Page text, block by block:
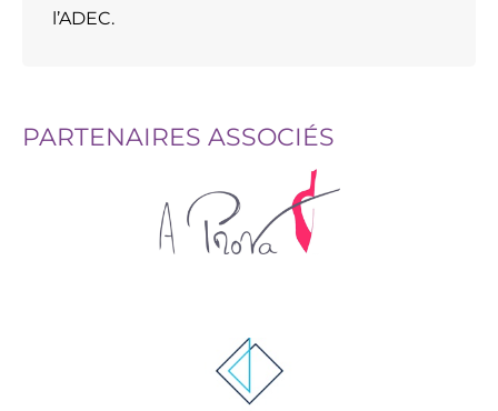
l’ADEC.
PARTENAIRES ASSOCIÉS